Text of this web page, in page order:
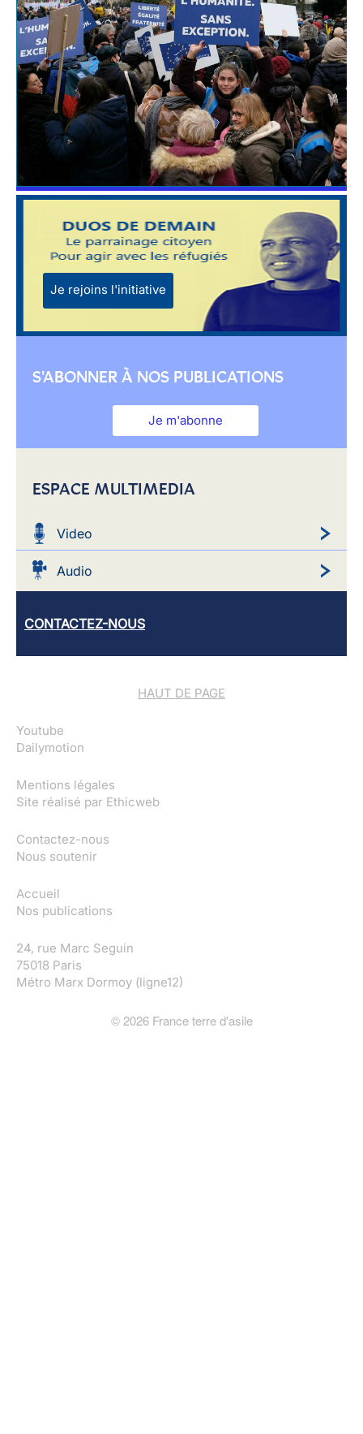
Je rejoins l'initiative
S'ABONNER À NOS PUBLICATIONS
Je m'abonne
ESPACE MULTIMEDIA
Video
Audio
CONTACTEZ-NOUS
HAUT DE PAGE
Youtube
Dailymotion
Mentions légales
Site réalisé par Ethicweb
Contactez-nous
Nous soutenir
Accueil
Nos publications
24, rue Marc Seguin
75018 Paris
Métro Marx Dormoy (ligne12)
©2026France terre d'asile